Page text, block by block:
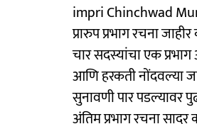
impri Chinchwad
प्रारुप प्रभाग रचना
चार सदस्यांचा एक
आणि हरकती नोंदवल्या
सुनावणी पार पडल्यावर
अंतिम प्रभाग रचना